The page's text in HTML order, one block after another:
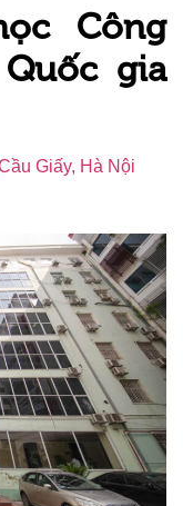
Công
gia
Giấy, Hà Nội